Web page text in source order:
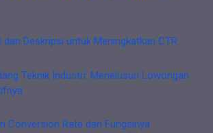
Deskripsi untuk Meningkatkan CTR
Teknik Industri: Menelusuri Lowongan
Conversion Rate dan Fungsinya